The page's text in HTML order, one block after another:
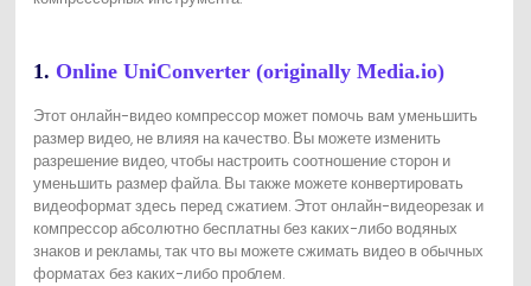
1. Online UniConverter (originally Media.io)
Этот онлайн-видео компрессор может помочь вам уменьшить
размер видео, не влияя на качество. Вы можете изменить
разрешение видео, чтобы настроить соотношение сторон и
уменьшить размер файла. Вы также можете конвертировать
видеоформат здесь перед сжатием. Этот онлайн-видеорезак и
компрессор абсолютно бесплатны без каких-либо водяных
знаков и рекламы, так что вы можете сжимать видео в обычных
форматах без каких-либо проблем.